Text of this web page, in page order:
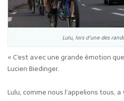
Lulu, lors d’une des
« C’est avec une grande émotion
Lucien Biedinger.
Lulu, comme nous l’appelions tous,